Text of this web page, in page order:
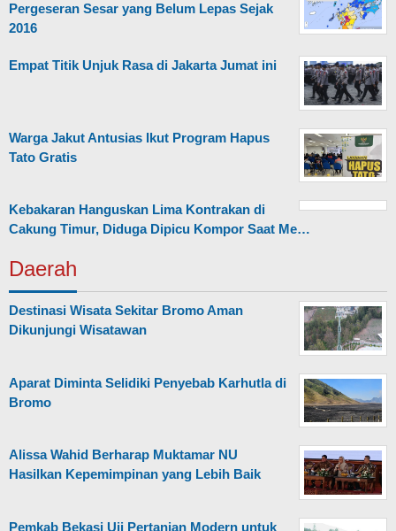
Pergeseran Sesar yang Belum Lepas Sejak
2016
Empat Titik Unjuk Rasa di Jakarta Jumat ini
Warga Jakut Antusias Ikut Program Hapus
Tato Gratis
Kebakaran Hanguskan Lima Kontrakan di
Cakung Timur, Diduga Dipicu Kompor Saat Me…
Daerah
Destinasi Wisata Sekitar Bromo Aman
Dikunjungi Wisatawan
Aparat Diminta Selidiki Penyebab Karhutla di
Bromo
Alissa Wahid Berharap Muktamar NU
Hasilkan Kepemimpinan yang Lebih Baik
Pemkab Bekasi Uji Pertanian Modern untuk